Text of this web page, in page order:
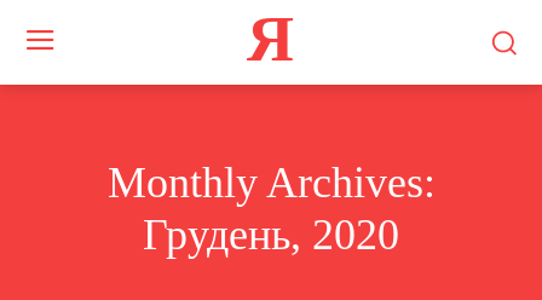
Я
Monthly Archives:
Грудень, 2020